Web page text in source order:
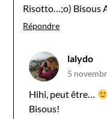
Risotto…;o) Bisous
Répondre
lalydo
5
Hihi, peut être…
Bisous!